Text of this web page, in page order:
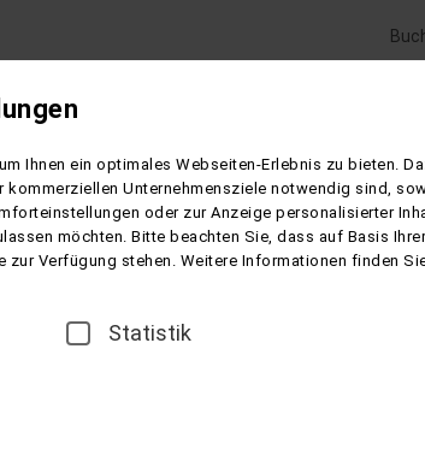
Flugreisen
Ihnen ein optimales Webseiten-Erlebnis zu bieten.
kommerziellen Unternehmensziele notwendig sind,
oder zur Anzeige personalisierter
möchten. Bitte beachten Sie, dass auf Basis
zur Verfügung stehen. Weitere Informationen finden
Statistik